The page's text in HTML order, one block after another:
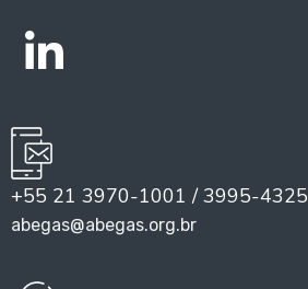
+55 21 3970-1001 / 3995-4325
abegas@abegas.org.br